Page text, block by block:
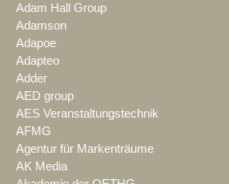
Adam Hall Group
Adamson
Adapoe
Adapteo
Adder
AED group
AES Veranstaltungstechnik
AFMG
Agentur für Markenträume
AK Media